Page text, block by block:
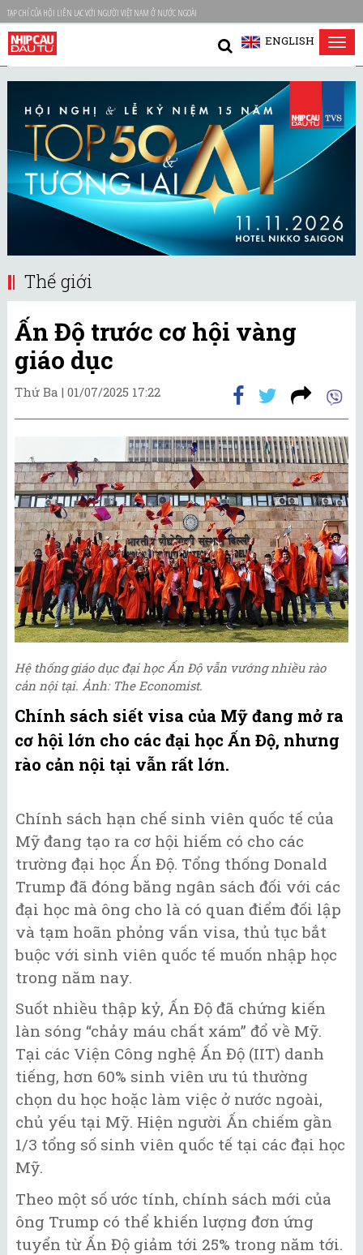
TẠP CHÍ CỦA HỘI LIÊN LẠC VỚI NGƯỜI VIỆT NAM Ở NƯỚC NGOÀI
ENGLISH
Thế giới
Ấn Độ trước cơ hội vàng
giáo dục
Thứ Ba | 01/07/2025 17:22
Hệ thống giáo dục đại học Ấn Độ vẫn vướng nhiều rào
cản nội tại. Ảnh: The Economist.
Chính sách siết visa của Mỹ đang mở ra
cơ hội lớn cho các đại học Ấn Độ, nhưng
rào cản nội tại vẫn rất lớn.
Chính sách hạn chế sinh viên quốc tế của
Mỹ đang tạo ra cơ hội hiếm có cho các
trường đại học Ấn Độ. Tổng thống Donald
Trump đã đóng băng ngân sách đối với các
đại học mà ông cho là có quan điểm đối lập
và tạm hoãn phỏng vấn visa, thủ tục bắt
buộc với sinh viên quốc tế muốn nhập học
trong năm nay.
Suốt nhiều thập kỷ, Ấn Độ đã chứng kiến
làn sóng “chảy máu chất xám” đổ về Mỹ.
Tại các Viện Công nghệ Ấn Độ (IIT) danh
tiếng, hơn 60% sinh viên ưu tú thường
chọn du học hoặc làm việc ở nước ngoài,
chủ yếu tại Mỹ. Hiện người Ấn chiếm gần
1/3 tổng số sinh viên quốc tế tại các đại học
Mỹ.
Theo một số ước tính, chính sách mới của
ông Trump có thể khiến lượng đơn ứng
tuyển từ Ấn Độ giảm tới 25% trong năm tới.